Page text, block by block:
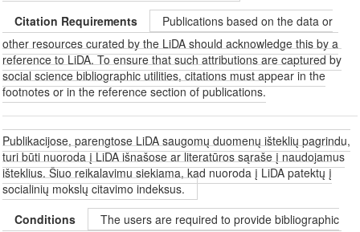
Citation Requirements
Publications based on the data or
other resources curated by the LiDA should acknowledge this by a
reference to LiDA. To ensure that such attributions are captured by
social science bibliographic utilities, citations must appear in the
footnotes or in the reference section of publications.
Publikacijose, parengtose LiDA saugomų duomenų išteklių pagrindu,
turi būti nuoroda į LiDA išnašose ar literatūros sąraše į naudojamus
išteklius. Šiuo reikalavimu siekiama, kad nuoroda į LiDA patektų į
socialinių mokslų citavimo indeksus.
Conditions
The users are required to provide bibliographic